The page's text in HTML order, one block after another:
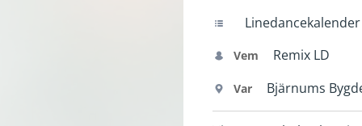
Vem Remix LD
Var Bjärnums